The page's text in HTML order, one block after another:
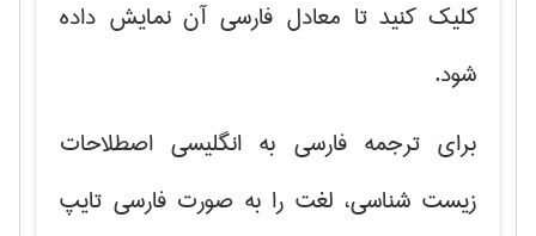
کلیک کنید تا معادل فارسی آن نمایش داده
شود.
برای ترجمه فارسی به انگلیسی اصطلاحات
زیست شناسی، لغت را به صورت فارسی تایپ